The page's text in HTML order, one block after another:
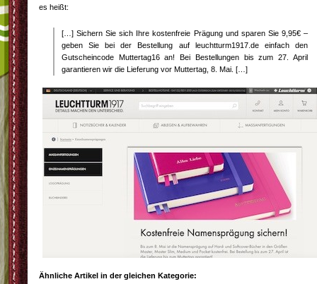
es heißt:
[…] Sichern Sie sich Ihre kostenfreie Prägung und sparen Sie 9,95€ –
geben Sie bei der Bestellung auf leuchtturm1917.de einfach den
Gutscheincode Muttertag16 an! Bei Bestellungen bis zum 27. April
garantieren wir die Lieferung vor Muttertag, 8. Mai. […]
Ähnliche Artikel in der gleichen Kategorie: